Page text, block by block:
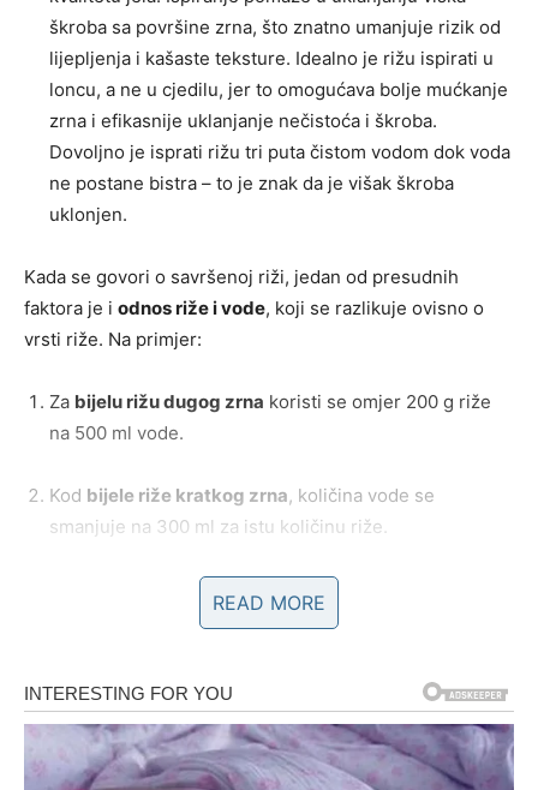
škroba sa površine zrna, što znatno umanjuje rizik od
lijepljenja i kašaste teksture. Idealno je rižu ispirati u
loncu, a ne u cjedilu, jer to omogućava bolje mućkanje
zrna i efikasnije uklanjanje nečistoća i škroba.
Dovoljno je isprati rižu tri puta čistom vodom dok voda
ne postane bistra – to je znak da je višak škroba
uklonjen.
Kada se govori o savršenoj riži, jedan od presudnih
faktora je i odnos riže i vode, koji se razlikuje ovisno o
vrsti riže. Na primjer:
Za bijelu rižu dugog zrna koristi se omjer 200 g riže
na 500 ml vode.
Kod bijele riže kratkog zrna, količina vode se
smanjuje na 300 ml za istu količinu riže.
, koja je nutritivno bogatija i ima čvršću
strukturu, zahtijeva više tekućine – tačno 430 ml na
Sljedeći ključan aspekt u pripremi jetrajanje kuhanja.
Pogrešno vrijeme može potpuno promijeniti teksturu riže
– predugo kuhanje vodi kašastoj masi, dok prekratko
READ MORE